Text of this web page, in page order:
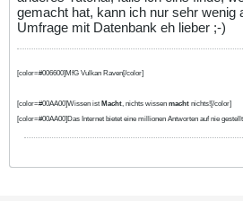
gemacht hat, kann ich nur sehr wenig
Umfrage mit Datenbank eh lieber ;-)
[color=#006600]MfG Vulkan Raven[/color]
[color=#00AA00]Wissen ist Macht, nichts wissen macht nichts![/color]
[color=#00AA00]Das Internet bietet eine millionen Antworten auf nie